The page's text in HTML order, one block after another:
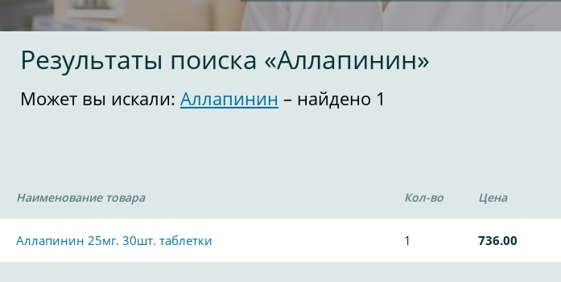
Результаты поиска «Аллапинин»
Может вы искали: Аллапинин – найдено 1
Наименование товара Кол-во Цена
Аллапинин 25мг. 30шт. таблетки 1 736.00